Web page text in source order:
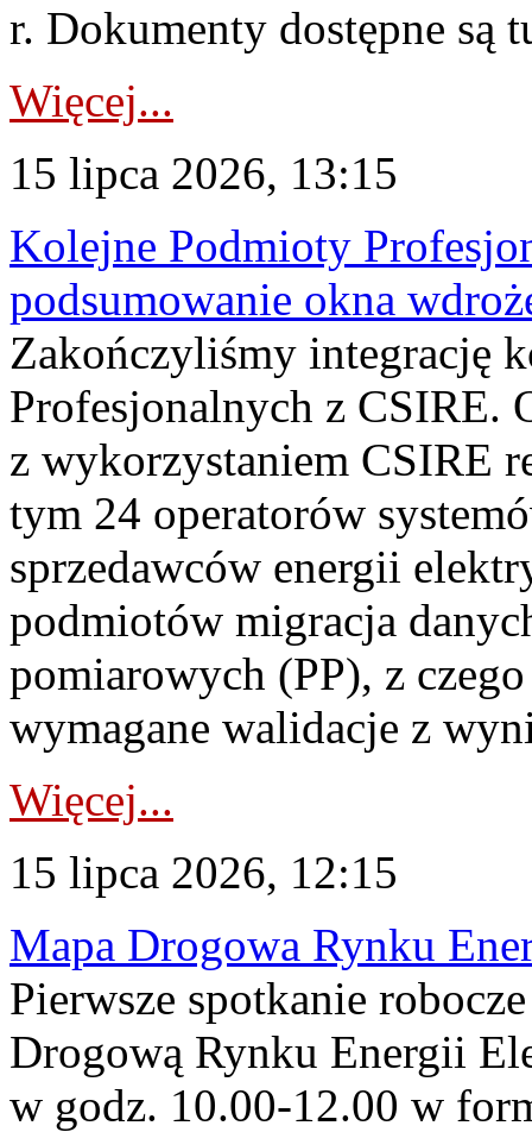
r. Dokumenty dostępne są
Więcej...
15 lipca 2026, 13:15
Kolejne Podmioty
podsumowanie okna
Zakończyliśmy integrację
Profesjonalnych z CSIRE.
z wykorzystaniem CSIRE
tym 24 operatorów
sprzedawców energii
podmiotów migracja
pomiarowych (PP), z
wymagane walidacje z
Więcej...
15 lipca 2026, 12:15
Mapa Drogowa Rynku
Pierwsze spotkanie
Drogową Rynku Energii
w godz. 10.00-12.00 w